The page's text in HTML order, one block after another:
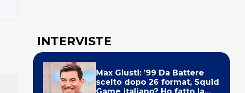
INTERVISTE
Max Giusti: ’99 Da Battere
scelto dopo 26 format, Squid
Game italiano? Ho fatto la